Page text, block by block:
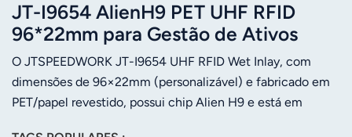
JT-I9654 AlienH9 PET UHF RFID
96*22mm para Gestão de Ativos
O JTSPEEDWORK JT-I9654 UHF RFID Wet Inlay, com
dimensões de 96×22mm (personalizável) e fabricado em
PET/papel revestido, possui chip Alien H9 e está em